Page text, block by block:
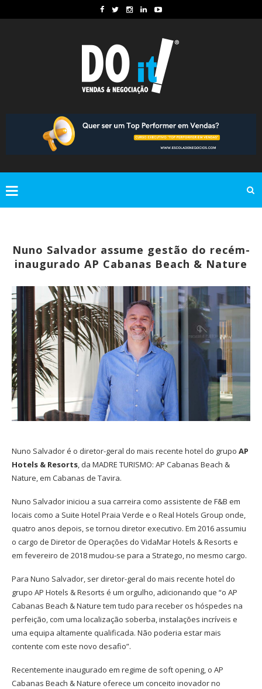
Nuno Salvador assume gestão do recém-
inaugurado AP Cabanas Beach & Nature
Nuno Salvador é o diretor-geral do mais recente hotel do grupo AP
Hotels & Resorts, da MADRE TURISMO: AP Cabanas Beach &
Nature, em Cabanas de Tavira.
Nuno Salvador iniciou a sua carreira como assistente de F&B em
locais como a Suite Hotel Praia Verde e o Real Hotels Group onde,
quatro anos depois, se tornou diretor executivo. Em 2016 assumiu
o cargo de Diretor de Operações do VidaMar Hotels & Resorts e
em fevereiro de 2018 mudou-se para a Stratego, no mesmo cargo.
Para Nuno Salvador, ser diretor-geral do mais recente hotel do
grupo AP Hotels & Resorts é um orgulho, adicionando que “o AP
Cabanas Beach & Nature tem tudo para receber os hóspedes na
perfeição, com uma localização soberba, instalações incríveis e
uma equipa altamente qualificada. Não poderia estar mais
contente com este novo desafio”.
Recentemente inaugurado em regime de soft opening, o AP
Cabanas Beach & Nature oferece um conceito inovador no